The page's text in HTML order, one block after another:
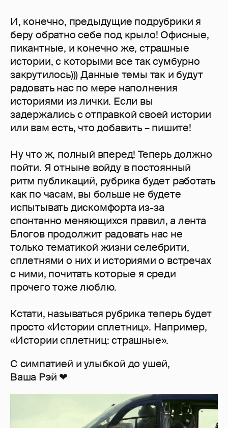
И, конечно, предыдущие подрубрики я
беру обратно себе под крыло! Офисные,
пикантные, и конечно же, страшные
истории, с которыми все так сумбурно
закрутилось))) Данные темы так и будут
радовать нас по мере наполнения
историями из лички. Если вы
задержались с отправкой своей истории
или вам есть, что добавить – пишите!
Ну что ж, полный вперед! Теперь должно
пойти. Я отныне войду в постоянный
ритм публикаций, рубрика будет работать
как по часам, вы больше не будете
испытывать дискомфорта из-за
спонтанно меняющихся правил, а лента
Блогов продолжит радовать нас не
только тематикой жизни селебрити,
сплетнями о них и историями о встречах
с ними, почитать которые я среди
прочего тоже люблю.
Кстати, называться рубрика теперь будет
просто «Истории сплетниц». Например,
«Истории сплетниц: страшные».
С симпатией и улыбкой до ушей,
Ваша Рэй ❤